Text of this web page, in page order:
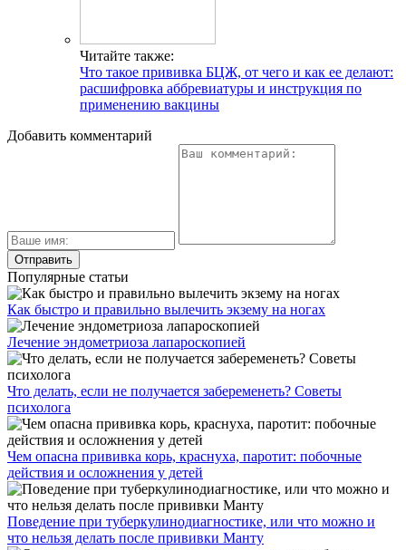
Читайте также:
Что такое прививка БЦЖ, от чего и как ее делают:
расшифровка аббревиатуры и инструкция по
применению вакцины
Добавить комментарий
Популярные статьи
Как быстро и правильно вылечить экзему на ногах
Лечение эндометриоза лапароскопией
Что делать, если не получается забеременеть? Советы
психолога
Чем опасна прививка корь, краснуха, паротит: побочные
действия и осложнения у детей
Поведение при туберкулинодиагностике, или что можно и
что нельзя делать после прививки Манту